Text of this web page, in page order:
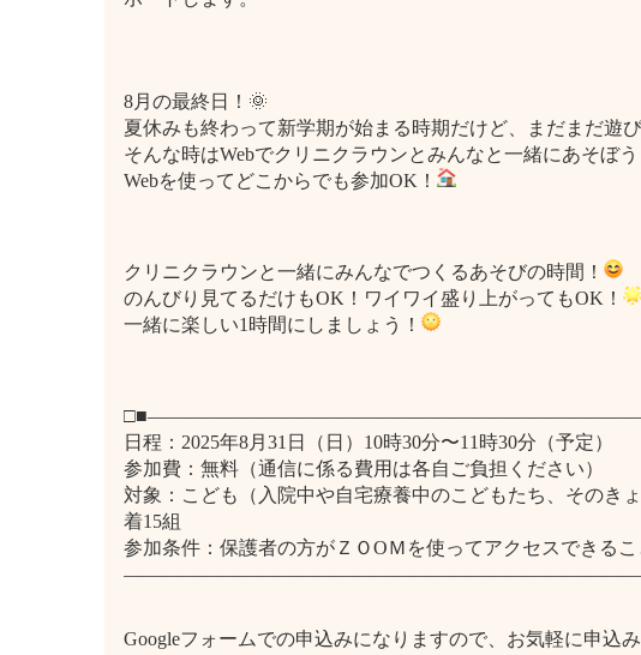
8月の最終日！🌞
夏休みも終わって新学期が始まる時期だけど、まだまだ遊び
そんな時はWebでクリニクラウンとみんなと一緒にあそぼ
Webを使ってどこからでも参加OK！
クリニクラウンと一緒にみんなでつくるあそびの時間！
のんびり見てるだけもOK！ワイワイ盛り上がってもOK！
一緒に楽しい1時間にしましょう！
日程：2025年8月31日（日）10時30分〜11時30分（予定）
参加費：無料（通信に係る費用は各自ご負担ください）
対象：こども（入院中や自宅療養中のこどもたち、そのき
着15組
参加条件：保護者の方がＺＯOＭを使ってアクセスできるこ
Googleフォームでの申込みになりますので、お気軽に申込み